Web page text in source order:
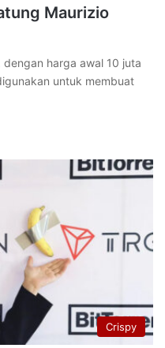
Maurizio
harga awal 10 juta
untuk membuat
Crispy